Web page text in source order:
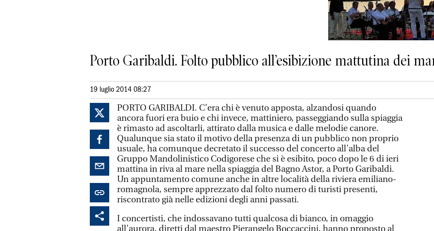
Porto Garibaldi. Folto pubblico all’esibizione mattutina dei
19 luglio 2014 08:27
PORTO GARIBALDI. C’era chi è venuto apposta, alzandosi quando
ancora fuori era buio e chi invece, mattiniero, passeggiando sulla spiaggia
è rimasto ad ascoltarli, attirato dalla musica e dalle melodie canore.
Qualunque sia stato il motivo della presenza di un pubblico non proprio
usuale, ha comunque decretato il successo del concerto all’alba del
Gruppo Mandolinistico Codigorese che si è esibito, poco dopo le 6 di ieri
mattina in riva al mare nella spiaggia del Bagno Astor, a Porto Garibaldi.
Un appuntamento comune anche in altre località della riviera emiliano-
romagnola, sempre apprezzato dal folto numero di turisti presenti,
riscontrato già nelle edizioni degli anni passati.
I concertisti, che indossavano tutti qualcosa di bianco, in omaggio
all’aurora, diretti dal maestro Pierangelo Boccaccini, hanno proposto al